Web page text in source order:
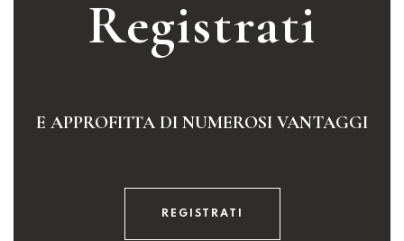
Registrati
E APPROFITTA DI NUMEROSI VANTAGGI
REGISTRATI